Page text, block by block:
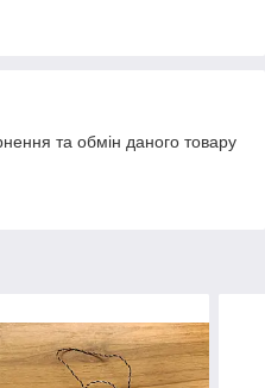
та обмін даного товару